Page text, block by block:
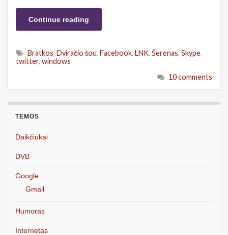
Continue reading
Bratkos, Dviračio šou, Facebook, LNK, Šerėnas, Skype,
twitter, windows
10 comments
TEMOS
Daikčiukai
DVB
Google
Gmail
Humoras
Internetas